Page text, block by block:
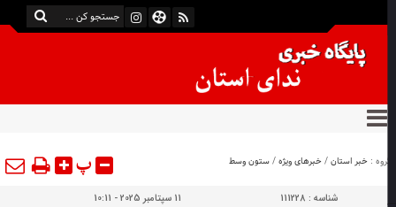
:خبر استان/خبرهای ویژه/ستون وسط پ
شناسه :111228